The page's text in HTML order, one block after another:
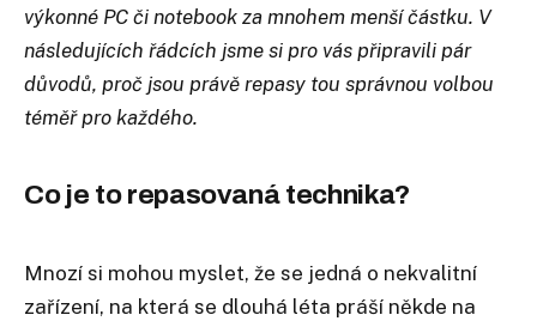
výkonné PC či notebook za mnohem menší částku. V
následujících řádcích jsme si pro vás připravili pár
důvodů, proč jsou právě repasy tou správnou volbou
téměř pro každého.
Co je to repasovaná technika?
Mnozí si mohou myslet, že se jedná o nekvalitní
zařízení, na která se dlouhá léta práší někde na